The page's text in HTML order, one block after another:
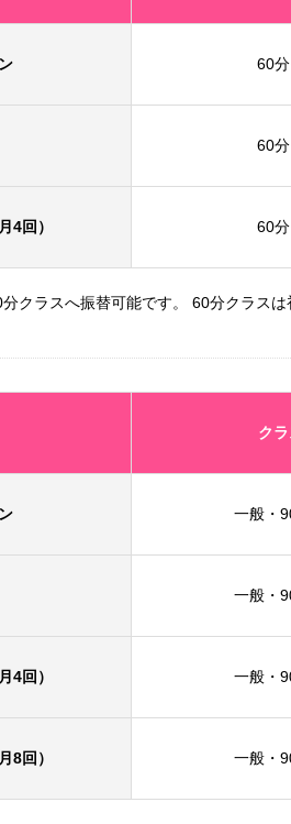
60分
60分
4回） 60分
クラスへ振替可能です。 60分クラス
ク
一般・
一般・
4回） 一般・
8回） 一般・